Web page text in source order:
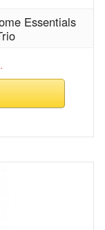
Essentials